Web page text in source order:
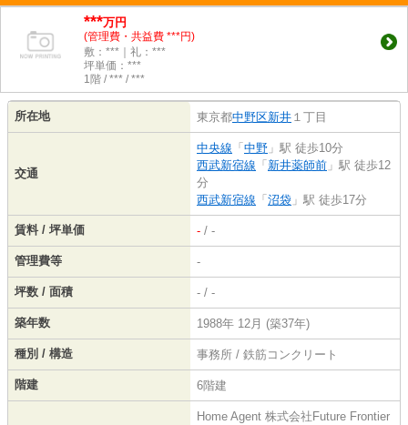
***万円
(管理費・共益費 ***円)
敷：***｜礼：***
坪単価：***
1階 / *** / ***
所在地 東京都中野区新井 １丁目
交通
中央線 「 中野 」駅 徒歩10分
西武新宿線 「 新井薬師前 」駅 徒歩12
分
西武新宿線 「 沼袋 」駅 徒歩17分
賃料 / 坪単価 - / -
管理費等 -
坪数 / 面積 - / -
築年数 1988年 12月 (築37年)
種別 / 構造 事務所 / 鉄筋コンクリート
階建 6階建
Home Agent 株式会社Future Frontier